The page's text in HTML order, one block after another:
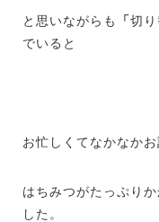
と思いながらも 「切
でいると
お忙しくてなかなか
はちみつがたっぷり
した。